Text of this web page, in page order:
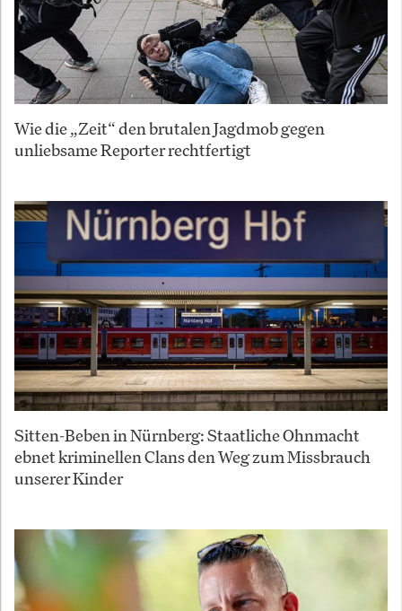
Wie die „Zeit“ den brutalen Jagdmob gegen
unliebsame Reporter rechtfertigt
Sitten-Beben in Nürnberg: Staatliche Ohnmacht
ebnet kriminellen Clans den Weg zum Missbrauch
unserer Kinder